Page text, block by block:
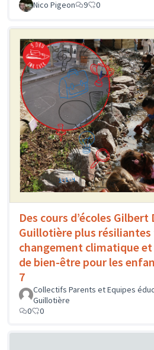
Nico Pigeon 9 0
Des cours d’écoles Gilbert
Guillotière plus résiliantes
changement climatique et
de bien-être pour les
7
Collectifs Parents et Equipes
Guillotière
0
0